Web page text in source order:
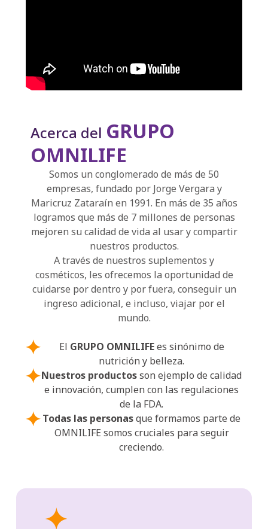
Acerca del GRUPO
OMNILIFE
Somos un conglomerado de más de 50
empresas, fundado por Jorge Vergara y
Maricruz Zataraín en 1991. En más de 35 años
logramos que más de 7 millones de personas
mejoren su calidad de vida al usar y compartir
nuestros productos.
A través de nuestros suplementos y
cosméticos, les ofrecemos la oportunidad de
cuidarse por dentro y por fuera, conseguir un
ingreso adicional, e incluso, viajar por el
mundo.
El GRUPO OMNILIFEes sinónimo de
nutrición y belleza.
Nuestros productosson ejemplo de calidad
e innovación, cumplen con las regulaciones
de la FDA.
Todas las personasque formamos parte de
OMNILIFE somos cruciales para seguir
creciendo.